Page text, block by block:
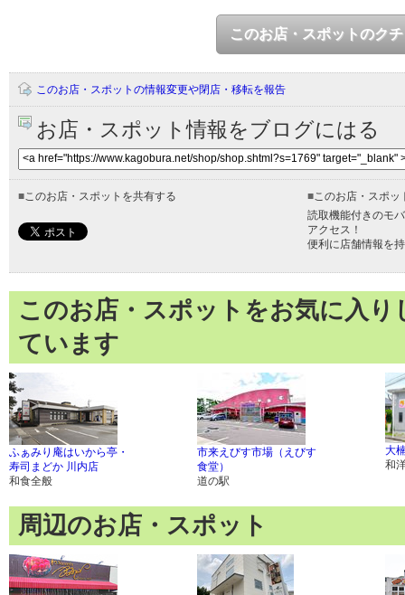
このお店・スポットのク
このお店・スポットの情報変更や閉店・移転を報告
お店・スポット情報をブログにはる
■ このお店・スポットを共有する ■ このお店・スポ
読取機能付きのモ
アクセス！
便利に店舗情報を
このお店・スポットをお気に入
ています
ふぁみり庵はいから亭・
寿司まどか 川内店
和食全般
市来えびす市場（えびす
食堂）
道の駅
大
和
周辺のお店・スポット